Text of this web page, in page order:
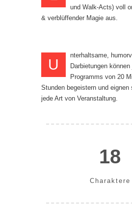
und Walk-Acts) voll
& verblüffender Magie aus.
U
nterhaltsame,
Darbietungen
Programms von 20
Stunden begeistern und eignen
jede Art von Veranstaltung.
18
Charaktere